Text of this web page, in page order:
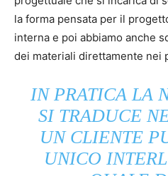
la forma pensata per il
interna e poi abbiamo anche
dei materiali direttamente nei
IN PRATICA LA
SI TRADUCE
UN CLIENTE
UNICO